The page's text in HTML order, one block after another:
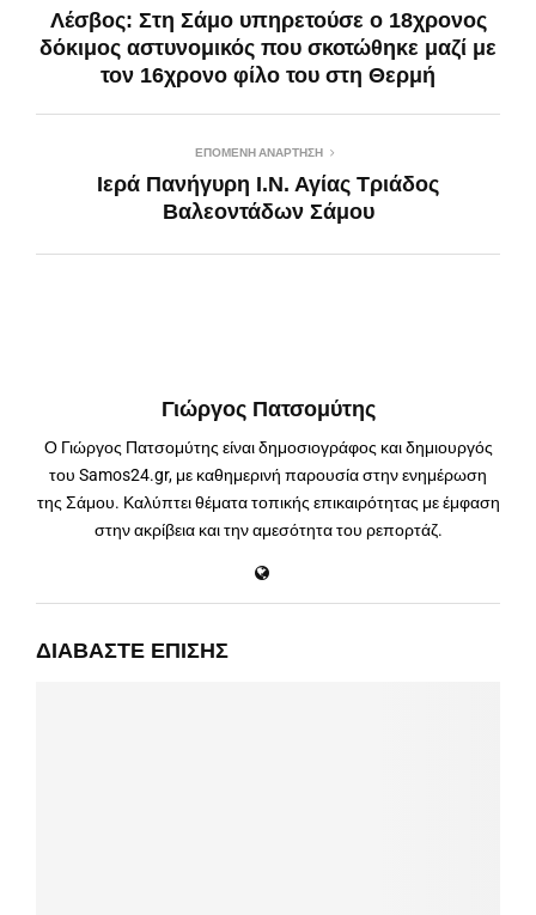
Λέσβος: Στη Σάμο υπηρετούσε ο 18χρονος
δόκιμος αστυνομικός που σκοτώθηκε μαζί με
τον 16χρονο φίλο του στη Θερμή
ΕΠΌΜΕΝΗ ΑΝΆΡΤΗΣΗ
Ιερά Πανήγυρη Ι.Ν. Αγίας Τριάδος
Βαλεοντάδων Σάμου
Γιώργος Πατσομύτης
Ο Γιώργος Πατσομύτης είναι δημοσιογράφος και δημιουργός
του Samos24.gr, με καθημερινή παρουσία στην ενημέρωση
της Σάμου. Καλύπτει θέματα τοπικής επικαιρότητας με έμφαση
στην ακρίβεια και την αμεσότητα του ρεπορτάζ.
ΔΙΑΒΆΣΤΕ ΕΠΊΣΗΣ